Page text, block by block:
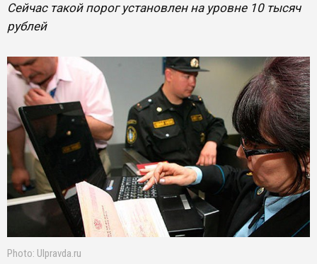
Сейчас такой порог установлен на уровне 10 тысяч
рублей
Photo: Ulpravda.ru